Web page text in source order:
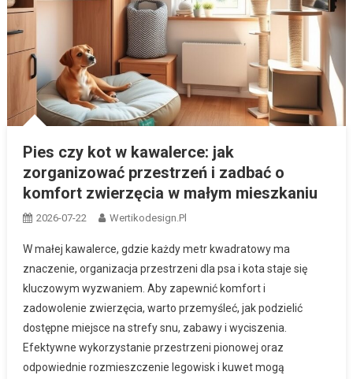
Pies czy kot w kawalerce: jak
zorganizować przestrzeń i zadbać o
komfort zwierzęcia w małym mieszkaniu
2026-07-22 Wertikodesign.pl
W małej kawalerce, gdzie każdy metr kwadratowy ma
znaczenie, organizacja przestrzeni dla psa i kota staje się
kluczowym wyzwaniem. Aby zapewnić komfort i
zadowolenie zwierzęcia, warto przemyśleć, jak podzielić
dostępne miejsce na strefy snu, zabawy i wyciszenia.
Efektywne wykorzystanie przestrzeni pionowej oraz
odpowiednie rozmieszczenie legowisk i kuwet mogą